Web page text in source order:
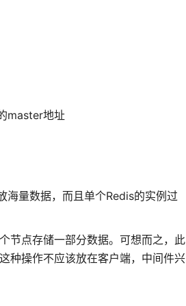
master地址
海量数据，而且单个Redis的实例过
节点存储一部分数据。可想而之，此
种操作不应该放在客户端，中间件兴